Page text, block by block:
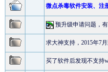
微点杀毒软件安装、注
预升级申请问题，
求大神支持，2015年7
买了软件后发现不支持